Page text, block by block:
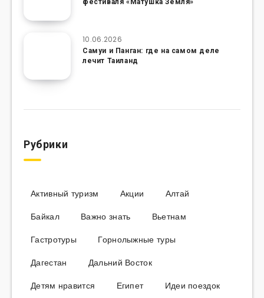
фестиваля «Матушка Земля»
10.06.2026
Самуи и Панган: где на самом деле
лечит Таиланд
Рубрики
Активный туризм Акции
Алтай
Байкал
Важно знать
Вьетнам
Гастротуры
Горнолыжные туры
Дагестан
Дальний Восток
Детям нравится
Египет
Идеи поездок